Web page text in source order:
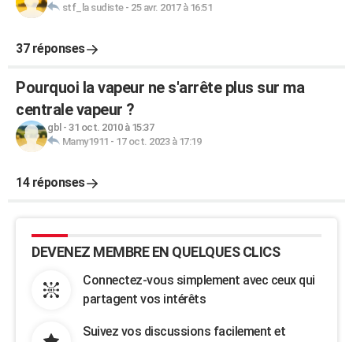
stf_la sudiste- 25 avr. 2017 à 16:51
37 réponses
Pourquoi la vapeur ne s'arrête plus sur ma
centrale vapeur ?
gbl - 31 oct. 2010 à 15:37
Mamy1911 - 17 oct. 2023 à 17:19
14 réponses
DEVENEZ MEMBRE EN QUELQUES CLICS
Connectez-vous simplement avec ceux qui
partagent vos intérêts
Suivez vos discussions facilement et